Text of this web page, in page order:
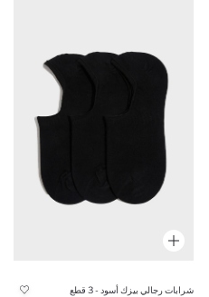
شرابات رجالي بيزك أسود - 3 قطع